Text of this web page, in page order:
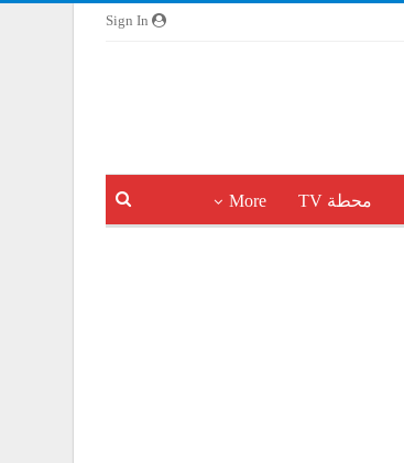
محطة TV More